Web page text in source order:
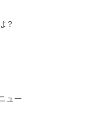
？
ュー